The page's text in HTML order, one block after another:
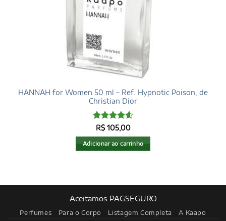
HANNAH for Women 50 ml – Ref. Hypnotic Poison, de
Christian Dior
Avaliação
4.6de 5
R$105,00
Adicionar ao carrinho
Aceitamos PAGSEGURO
Perfumes Para o Corpo Listagem Completa A Kaapo